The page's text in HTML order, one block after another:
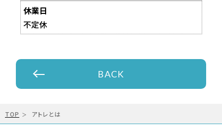
休業日
不定休
BACK
TOP アトレとは